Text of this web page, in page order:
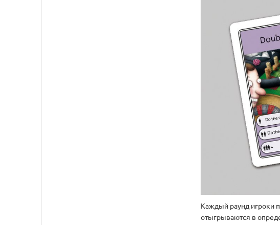
Каждый раунд игроки
отыгрываются в